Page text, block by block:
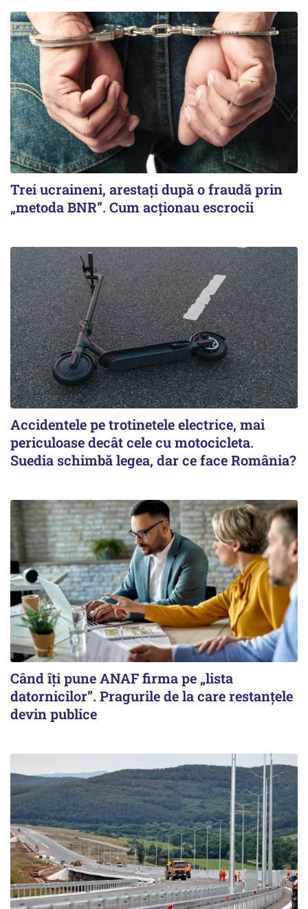
Trei ucraineni, arestați după o fraudă prin
„metoda BNR”. Cum acționau escrocii
Accidentele pe trotinetele electrice, mai
periculoase decât cele cu motocicleta.
Suedia schimbă legea, dar ce face România?
Când îți pune ANAF firma pe „lista
datornicilor”. Pragurile de la care restanțele
devin publice